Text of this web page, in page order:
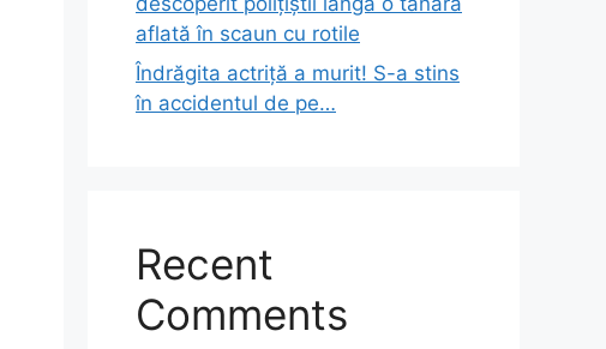
aflată în scaun cu rotile
Îndrăgita actriță a murit! S-a stins
în accidentul de pe…
Recent
Comments